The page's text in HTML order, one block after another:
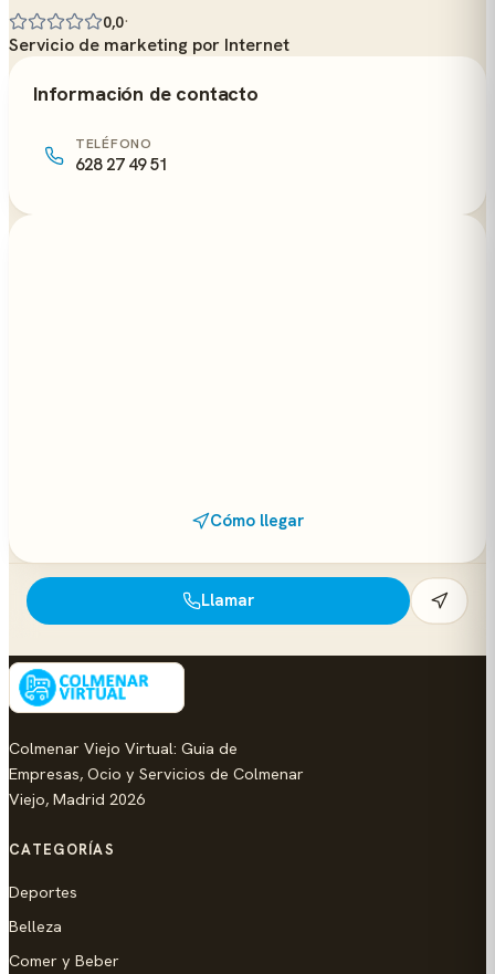
0,0·
Servicio de marketing por Internet
Información de contacto
TELÉFONO
628 27 49 51
Cómo llegar
Llamar
Colmenar Viejo Virtual: Guia de
Empresas, Ocio y Servicios de Colmenar
Viejo, Madrid 2026
CATEGORÍAS
Deportes
Belleza
Comer y Beber